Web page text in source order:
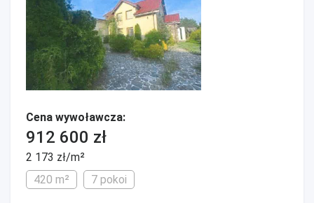
Cena wywoławcza:
912 600 zł
2 173 zł/m²
420 m²
7 pokoi